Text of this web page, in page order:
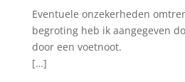
Eventuele onzekerheden
begroting heb ik aangegeven
door een voetnoot.
[…]